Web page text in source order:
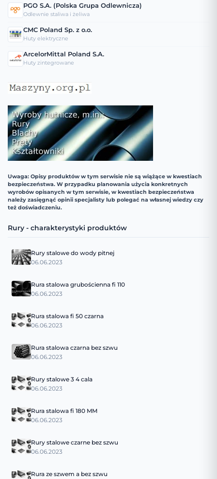
PGO S.A. (Polska Grupa Odlewnicza)
Odlewnie staliwa i żeliwa
CMC Poland Sp. z o.o.
Huty elektryczne
ArcelorMittal Poland S.A.
Huty zintegrowane
Uwaga: Opisy produktów w tym serwisie nie są wiążące w kwestiach
bezpieczeństwa. W przypadku planowania użycia konkretnych
wyrobów opisanych w tym serwisie, w kwestiach bezpieczeństwa
należy zasięgnąć opinii specjalisty lub polegać na własnej wiedzy czy
też doświadczeniu.
Rury - charakterystyki produktów
Rury stalowe do wody pitnej
06.06.2023
Rura stalowa grubościenna fi 110
06.06.2023
Rura stalowa fi 50 czarna
06.06.2023
Rura stalowa czarna bez szwu
06.06.2023
Rury stalowe 3 4 cala
06.06.2023
Rura stalowa fi 180 MM
06.06.2023
Rury stalowe czarne bez szwu
06.06.2023
Rura ze szwem a bez szwu